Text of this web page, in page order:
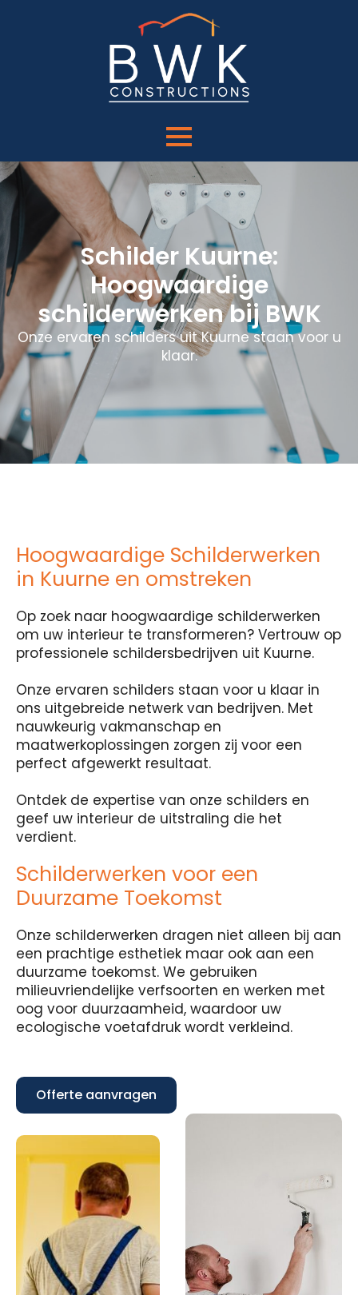
Schilder Kuurne:
Hoogwaardige
schilderwerken bij BWK
Onze ervaren schilders uit Kuurne staan voor u
klaar.
Hoogwaardige Schilderwerken
in Kuurne en omstreken
Op zoek naar hoogwaardige schilderwerken
om uw interieur te transformeren? Vertrouw op
professionele schildersbedrijven uit Kuurne.
Onze ervaren schilders staan voor u klaar in
ons uitgebreide netwerk van bedrijven. Met
nauwkeurig vakmanschap en
maatwerkoplossingen zorgen zij voor een
perfect afgewerkt resultaat.
Ontdek de expertise van onze schilders en
geef uw interieur de uitstraling die het
verdient.
Schilderwerken voor een
Duurzame Toekomst
Onze schilderwerken dragen niet alleen bij aan
een prachtige esthetiek maar ook aan een
duurzame toekomst. We gebruiken
milieuvriendelijke verfsoorten en werken met
oog voor duurzaamheid, waardoor uw
ecologische voetafdruk wordt verkleind.
Offerte aanvragen